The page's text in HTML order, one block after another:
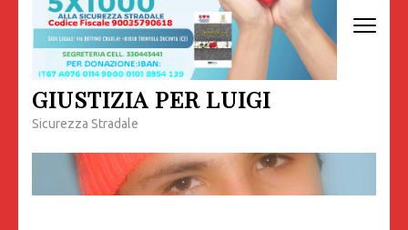
GIUSTIZIA PER LUIGI
Sicurezza Stradale